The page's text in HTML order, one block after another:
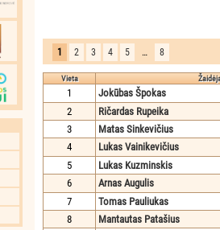
1 2 3 4 5 … 8
Vieta
1 Jokūbas Špokas
2
Ričardas Rupeika
3
Matas Sinkevičius
4
Lukas Vainikevičius
5
Lukas Kuzminskis
6
Arnas Augulis
7
Tomas Pauliukas
8
Mantautas Patašius